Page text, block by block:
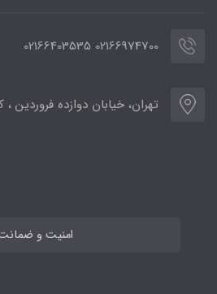
02166974700 02166403535
تهران، خیابان دوازده فروردین
امنیت و